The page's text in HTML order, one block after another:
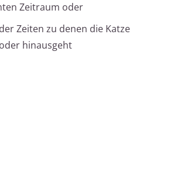
Zeitraum oder
Zeiten zu denen die Katze
hinausgeht